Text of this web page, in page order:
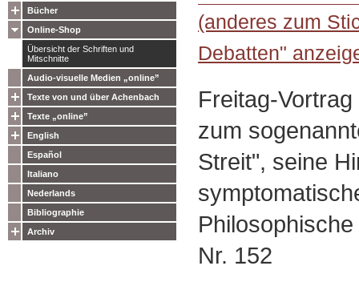
Bücher
Online-Shop
Übersicht der Schriften und
Mitschnitte
Audio-visuelle Medien „online”
Texte von und über Achenbach
Texte „online”
English
Español
Italiano
Nederlands
Bibliographie
Archiv
(anderes zum
Debatten"
Freitag-
zum
Streit", seine
Nr. 152